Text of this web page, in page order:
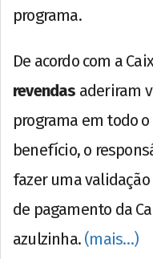
programa.
De acordo com a
revendas aderiram
programa em todo
benefício, o
fazer uma
de pagamento da
azulzinha. (mais…)